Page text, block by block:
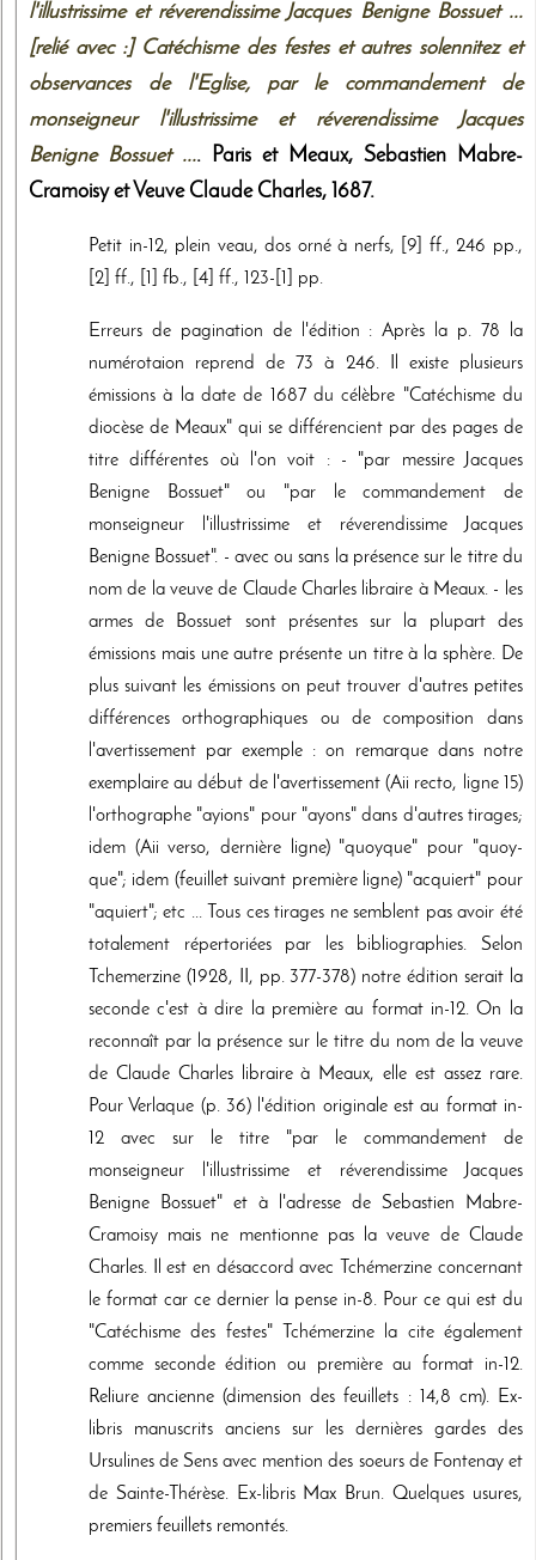
l'illustrissime et réverendissime Jacques Benigne Bossuet ...
[relié avec :] Catéchisme des festes et autres solennitez et
observances de l'Eglise, par le commandement de
monseigneur l'illustrissime et réverendissime Jacques
Benigne Bossuet .... Paris et Meaux, Sebastien Mabre-
Cramoisy et Veuve Claude Charles, 1687.
Petit in-12, plein veau, dos orné à nerfs, [9] ff., 246 pp.,
[2] ff., [1] fb., [4] ff., 123-[1] pp.
Erreurs de pagination de l'édition : Après la p. 78 la
numérotaion reprend de 73 à 246. Il existe plusieurs
émissions à la date de 1687 du célèbre "Catéchisme du
diocèse de Meaux" qui se différencient par des pages de
titre différentes où l'on voit : - "par messire Jacques
Benigne Bossuet" ou "par le commandement de
monseigneur l'illustrissime et réverendissime Jacques
Benigne Bossuet". - avec ou sans la présence sur le titre du
nom de la veuve de Claude Charles libraire à Meaux. - les
armes de Bossuet sont présentes sur la plupart des
émissions mais une autre présente un titre à la sphère. De
plus suivant les émissions on peut trouver d'autres petites
différences orthographiques ou de composition dans
l'avertissement par exemple : on remarque dans notre
exemplaire au début de l'avertissement (Aii recto, ligne 15)
l'orthographe "ayions" pour "ayons" dans d'autres tirages;
idem (Aii verso, dernière ligne) "quoyque" pour "quoy-
que"; idem (feuillet suivant première ligne) "acquiert" pour
"aquiert"; etc ... Tous ces tirages ne semblent pas avoir été
totalement répertoriées par les bibliographies. Selon
Tchemerzine (1928, II, pp. 377-378) notre édition serait la
seconde c'est à dire la première au format in-12. On la
reconnaît par la présence sur le titre du nom de la veuve
de Claude Charles libraire à Meaux, elle est assez rare.
Pour Verlaque (p. 36) l'édition originale est au format in-
12 avec sur le titre "par le commandement de
monseigneur l'illustrissime et réverendissime Jacques
Benigne Bossuet" et à l'adresse de Sebastien Mabre-
Cramoisy mais ne mentionne pas la veuve de Claude
Charles. Il est en désaccord avec Tchémerzine concernant
le format car ce dernier la pense in-8. Pour ce qui est du
"Catéchisme des festes" Tchémerzine la cite également
comme seconde édition ou première au format in-12.
Reliure ancienne (dimension des feuillets : 14,8 cm). Ex-
libris manuscrits anciens sur les dernières gardes des
Ursulines de Sens avec mention des soeurs de Fontenay et
de Sainte-Thérèse. Ex-libris Max Brun. Quelques usures,
premiers feuillets remontés.